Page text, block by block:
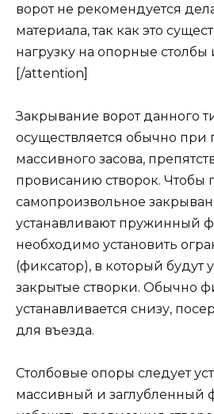
ворот не рекомендуется
материала, так как это
нагрузку на опорные столбы
[/attention]
Закрывание ворот данного
осуществляется обычно
массивного засова,
провисанию створок. Чтобы
самопроизвольное
устанавливают пружинный
необходимо установить
(фиксатор), в который будут
закрытые створки. Обычно
устанавливается снизу,
для въезда.
Столбовые опоры следует
массивный и заглубленный